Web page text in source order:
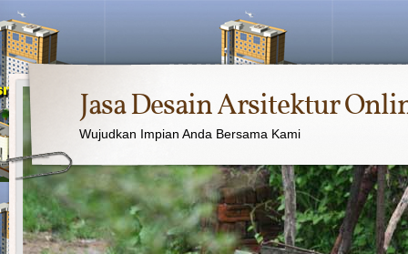
Jasa Desain Arsitektur
Wujudkan Impian Anda Bersama Kami